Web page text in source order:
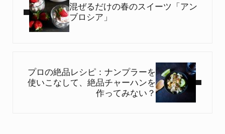
混ぜるだけの春のスイーツ「アン
ブロシア」
プロの絶品レシピ：ナンプラーを
使いこなして、絶品チャーハンを
作ってみない？